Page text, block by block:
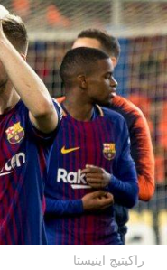
راکیتیچ اینیستا